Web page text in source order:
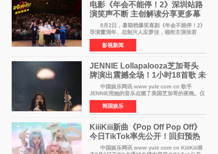
电影《年会不能停！2》深圳站路
演笑声不断 主创解读分享更多幕
后创作
8月2日，暑期档爆笑喜剧《年会不能停！2》
导演董润年、总制片人应萝佳，领衔主演张若
昀、白客，主演酷酷的滕出席深圳路演，与观众
近距离趣味互动，畅聊创作细节与名场面，一路
笑声不断。影片讲
影视新闻
JENNIE Lollapalooza芝加哥头
牌演出震撼全场！1小时18首歌 未
发行新曲首度公开
中国娱乐网讯 www yule com cn 歌手
JENNIE用她的音乐点燃了美国芝加哥的夜晚。仅
需1小时，就足以证明K-pop女性solo艺人首次登
上Lollapalooza这一头衔的分量。她向世人展示
了为何自己能作为世
韩国娱乐
KiiiKiii新曲《Pop Off Pop Off》
今日TikTok率先公开！回归预热
全面启动
中国娱乐网讯 www yule com cn KiiiKiii将